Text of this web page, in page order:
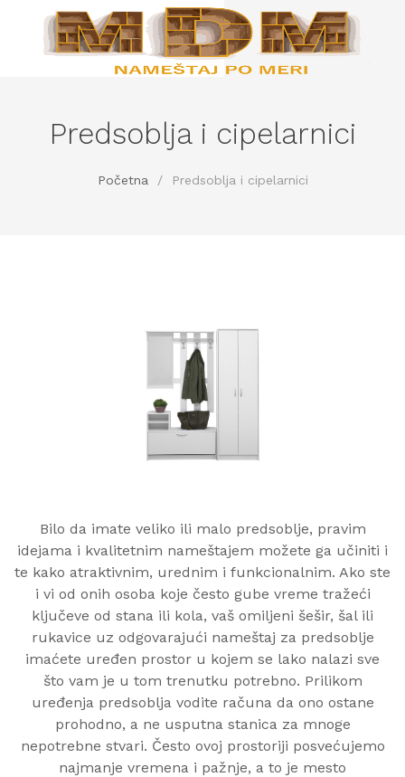
Predsoblja i cipelarnici
Početna / Predsoblja i cipelarnici
Bilo da imate veliko ili malo predsoblje, pravim
idejama i kvalitetnim nameštajem možete ga učiniti i
te kako atraktivnim, urednim i funkcionalnim. Ako ste
i vi od onih osoba koje često gube vreme tražeći
ključeve od stana ili kola, vaš omiljeni šešir, šal ili
rukavice uz odgovarajući nameštaj za predsoblje
imaćete uređen prostor u kojem se lako nalazi sve
što vam je u tom trenutku potrebno. Prilikom
uređenja predsoblja vodite računa da ono ostane
prohodno, a ne usputna stanica za mnoge
nepotrebne stvari. Često ovoj prostoriji posvećujemo
najmanje vremena i pažnje, a to je mesto